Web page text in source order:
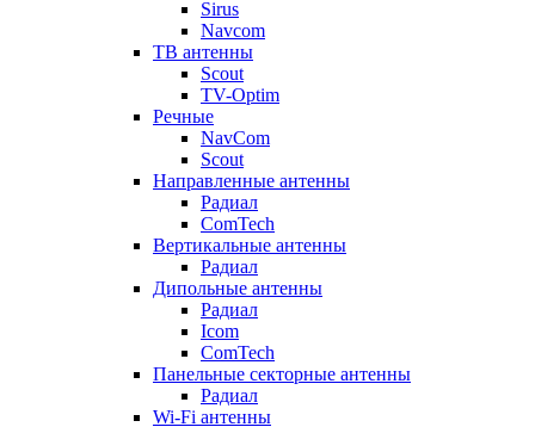
Sirus
Navcom
ТВ антенны
Scout
TV-Optim
Речные
NavCom
Scout
Направленные антенны
Радиал
ComTech
Вертикальные антенны
Радиал
Дипольные антенны
Радиал
Icom
ComTech
Панельные секторные антенны
Радиал
Wi-Fi антенны